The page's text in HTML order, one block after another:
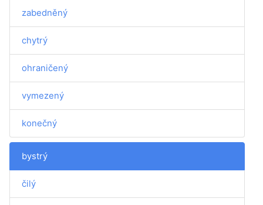
zabedněný
chytrý
ohraničený
vymezený
konečný
bystrý
čilý